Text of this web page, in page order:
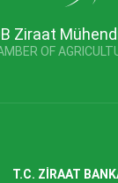
Ziraat
OF
T.C. ZİRAAT